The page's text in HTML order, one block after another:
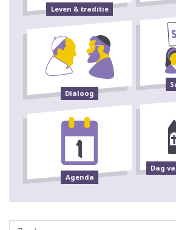
Leven & traditie
Dialoog
Agenda
Dag